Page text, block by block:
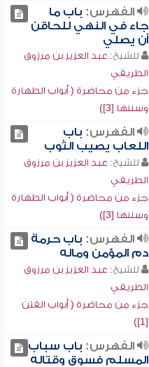
الفهرس: باب ما
جاء في النهي للحاقن
أن يصلي
للشيخ: عبد العزيز بن مرزوق
الطريفي
جزء من محاضرة ( أبواب الطهارة
وسننها [3])
الفهرس: باب
اللعاب يصيب الثوب
للشيخ: عبد العزيز بن مرزوق
الطريفي
جزء من محاضرة ( أبواب الطهارة
وسننها [3])
الفهرس: باب حرمة
دم المؤمن وماله
للشيخ: عبد العزيز بن مرزوق
الطريفي
جزء من محاضرة ( أبواب الفتن
[1])
الفهرس: باب سباب
المسلم فسوق وقتاله